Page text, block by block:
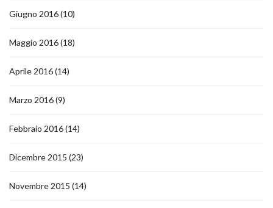
Giugno 2016(10)
Maggio 2016(18)
Aprile 2016(14)
Marzo 2016(9)
Febbraio 2016(14)
Dicembre 2015 (23)
Novembre 2015 (14)